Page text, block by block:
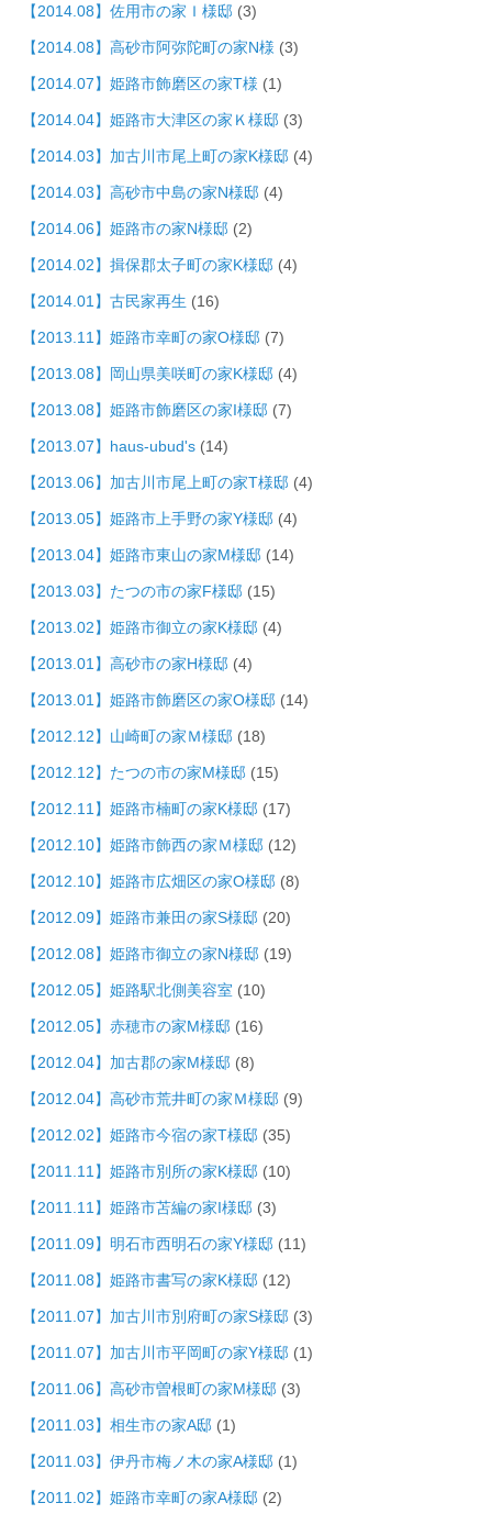
【2014.08】佐用市の家Ｉ様邸 (3)
【2014.08】高砂市阿弥陀町の家N様 (3)
【2014.07】姫路市飾磨区の家T様 (1)
【2014.04】姫路市大津区の家Ｋ様邸 (3)
【2014.03】加古川市尾上町の家K様邸 (4)
【2014.03】高砂市中島の家N様邸 (4)
【2014.06】姫路市の家N様邸 (2)
【2014.02】揖保郡太子町の家K様邸 (4)
【2014.01】古民家再生 (16)
【2013.11】姫路市幸町の家O様邸 (7)
【2013.08】岡山県美咲町の家K様邸 (4)
【2013.08】姫路市飾磨区の家I様邸 (7)
【2013.07】haus-ubud's (14)
【2013.06】加古川市尾上町の家T様邸 (4)
【2013.05】姫路市上手野の家Y様邸 (4)
【2013.04】姫路市東山の家M様邸 (14)
【2013.03】たつの市の家F様邸 (15)
【2013.02】姫路市御立の家K様邸 (4)
【2013.01】高砂市の家H様邸 (4)
【2013.01】姫路市飾磨区の家O様邸 (14)
【2012.12】山崎町の家Ｍ様邸 (18)
【2012.12】たつの市の家M様邸 (15)
【2012.11】姫路市楠町の家K様邸 (17)
【2012.10】姫路市飾西の家Ｍ様邸 (12)
【2012.10】姫路市広畑区の家O様邸 (8)
【2012.09】姫路市兼田の家S様邸 (20)
【2012.08】姫路市御立の家N様邸 (19)
【2012.05】姫路駅北側美容室 (10)
【2012.05】赤穂市の家M様邸 (16)
【2012.04】加古郡の家M様邸 (8)
【2012.04】高砂市荒井町の家Ｍ様邸 (9)
【2012.02】姫路市今宿の家T様邸 (35)
【2011.11】姫路市別所の家K様邸 (10)
【2011.11】姫路市苫編の家I様邸 (3)
【2011.09】明石市西明石の家Y様邸 (11)
【2011.08】姫路市書写の家K様邸 (12)
【2011.07】加古川市別府町の家S様邸 (3)
【2011.07】加古川市平岡町の家Y様邸 (1)
【2011.06】高砂市曽根町の家M様邸 (3)
【2011.03】相生市の家A邸 (1)
【2011.03】伊丹市梅ノ木の家A様邸 (1)
【2011.02】姫路市幸町の家A様邸 (2)